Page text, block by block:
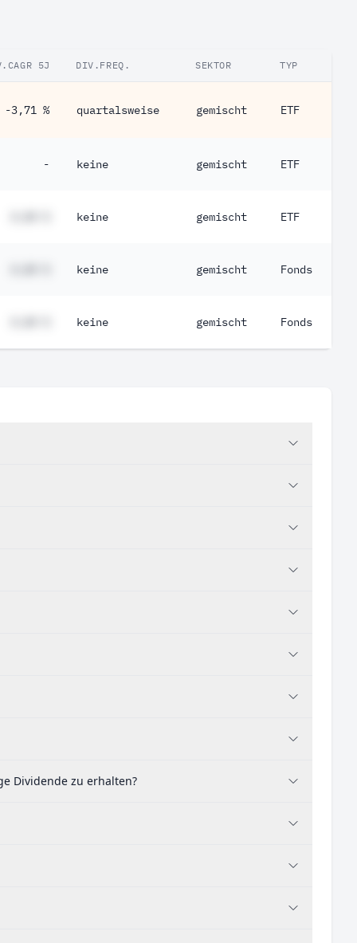
5J DIV.FREQ. SEKTOR TYP
-3,71 % quartalsweise gemischt ETF
- keine gemischt ETF
keine gemischt ETF
keine gemischt Fonds
keine gemischt Fonds
Dividende zu erhalten?